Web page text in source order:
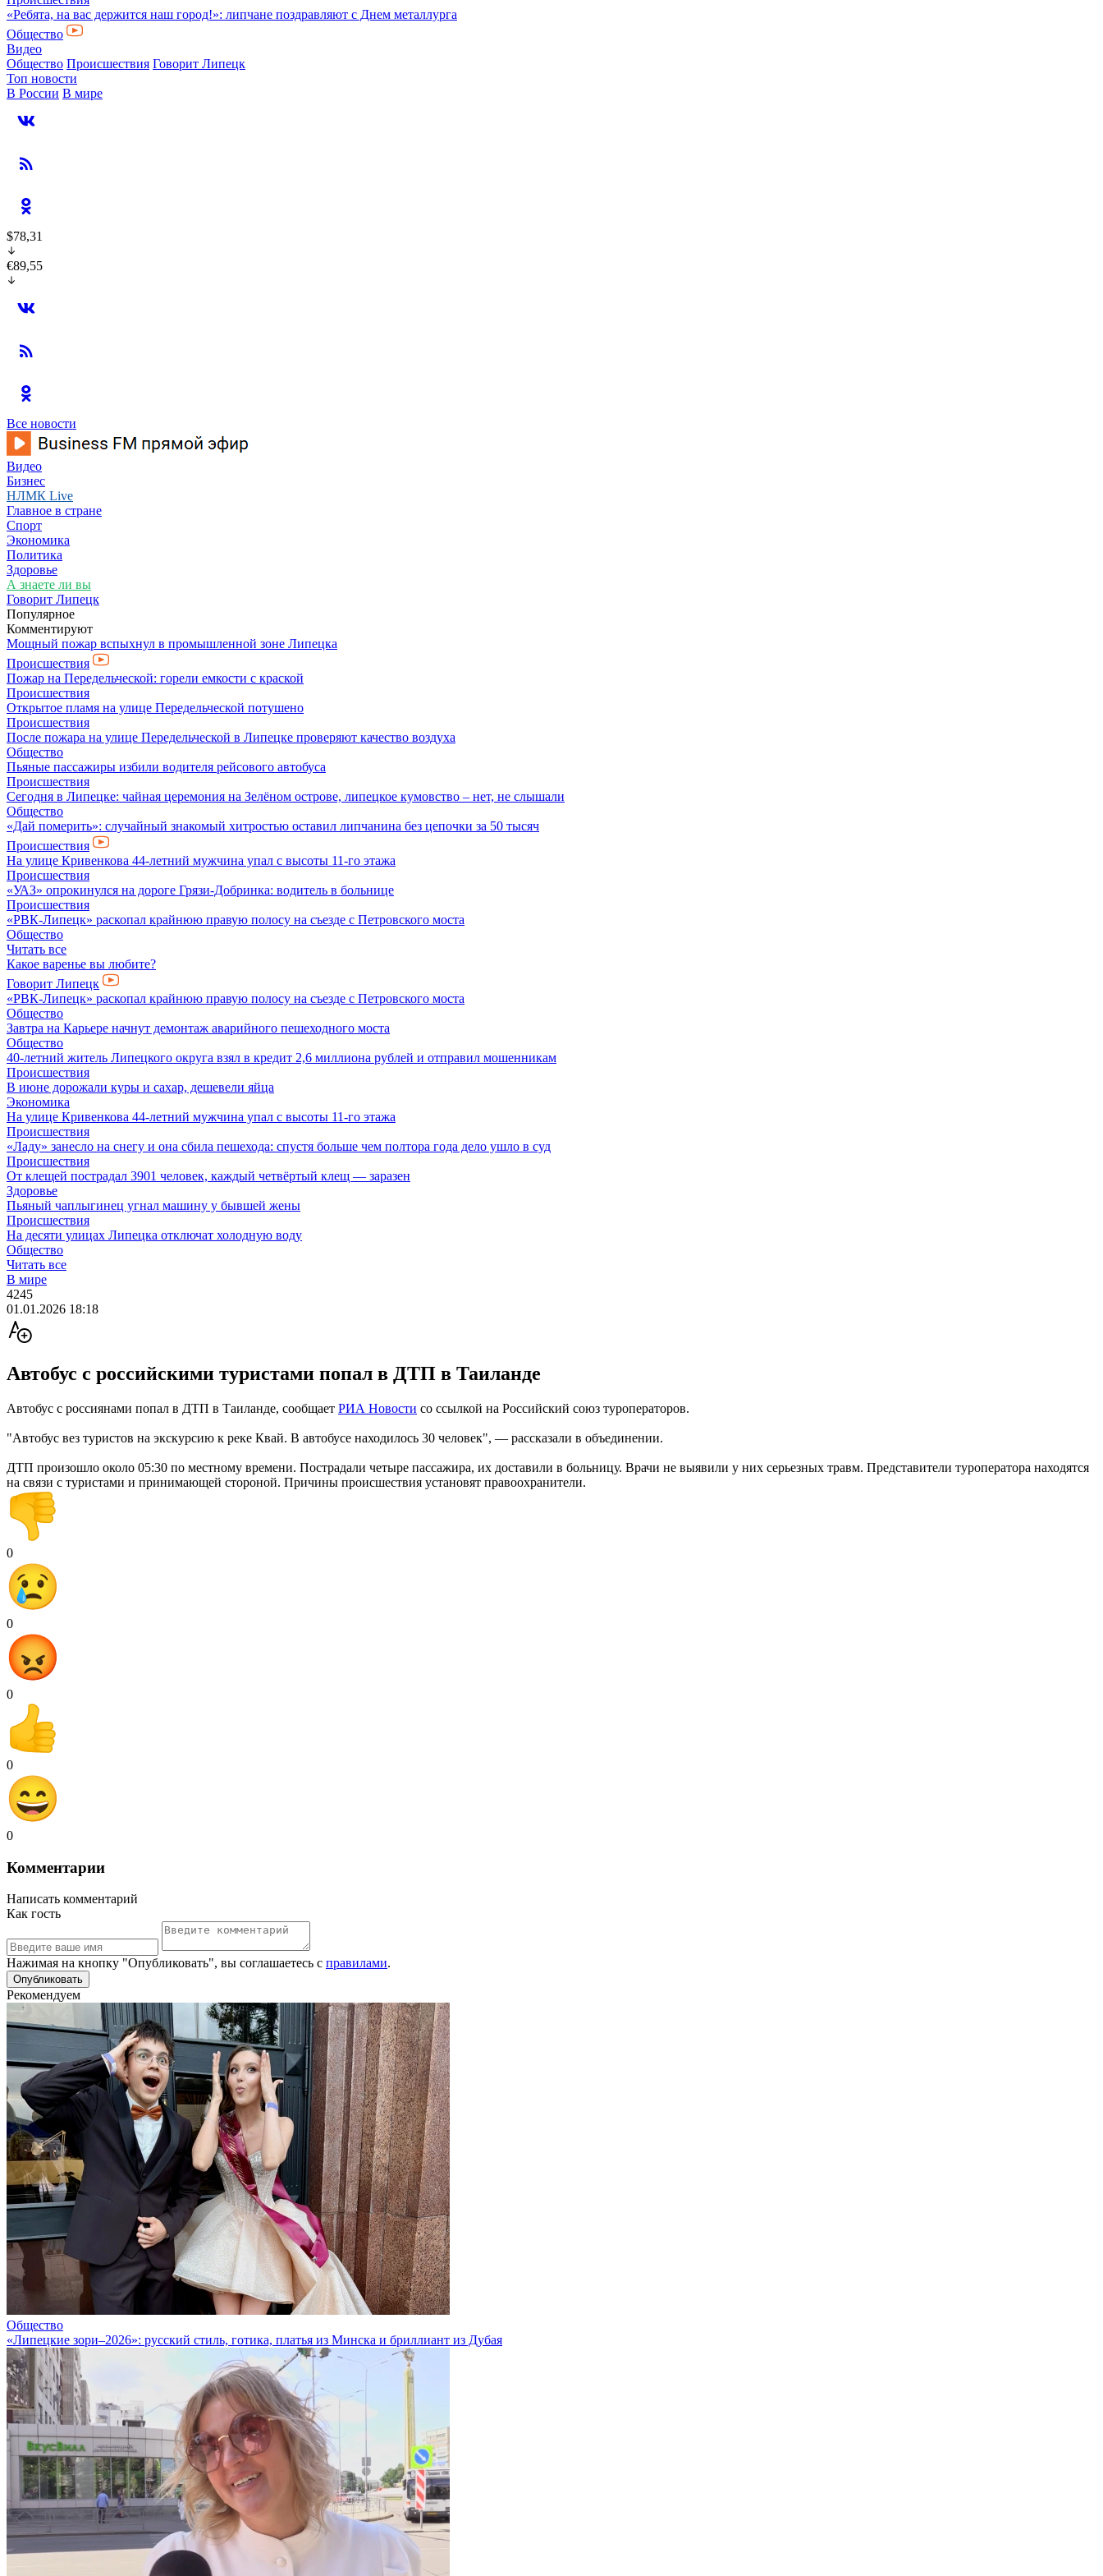
«Ребята, на вас держится наш город!»: липчане поздравляют с Днем металлурга
Общество
Видео
Общество Происшествия Говорит Липецк
Топ новости
В России В мире
$78,31
€89,55
Все новости
Видео
Бизнес
НЛМК Live
Главное в стране
Спорт
Экономика
Политика
Здоровье
А знаете ли вы
Говорит Липецк
Популярное
Комментируют
Мощный пожар вспыхнул в промышленной зоне Липецка
Происшествия
Пожар на Передельческой: горели емкости с краской
Происшествия
Открытое пламя на улице Передельческой потушено
Происшествия
После пожара на улице Передельческой в Липецке проверяют качество воздуха
Общество
Пьяные пассажиры избили водителя рейсового автобуса
Происшествия
Сегодня в Липецке: чайная церемония на Зелёном острове, липецкое кумовство – нет, не слышали
Общество
«Дай померить»: случайный знакомый хитростью оставил липчанина без цепочки за 50 тысяч
Происшествия
На улице Кривенкова 44-летний мужчина упал с высоты 11-го этажа
Происшествия
«УАЗ» опрокинулся на дороге Грязи-Добринка: водитель в больнице
Происшествия
«РВК-Липецк» раскопал крайнюю правую полосу на съезде с Петровского моста
Общество
Читать все
Какое варенье вы любите?
Говорит Липецк
«РВК-Липецк» раскопал крайнюю правую полосу на съезде с Петровского моста
Общество
Завтра на Карьере начнут демонтаж аварийного пешеходного моста
Общество
40-летний житель Липецкого округа взял в кредит 2,6 миллиона рублей и отправил мошенникам
Происшествия
В июне дорожали куры и сахар, дешевели яйца
Экономика
На улице Кривенкова 44-летний мужчина упал с высоты 11-го этажа
Происшествия
«Ладу» занесло на снегу и она сбила пешехода: спустя больше чем полтора года дело ушло в суд
Происшествия
От клещей пострадал 3901 человек, каждый четвёртый клещ — заразен
Здоровье
Пьяный чаплыгинец угнал машину у бывшей жены
Происшествия
На десяти улицах Липецка отключат холодную воду
Общество
Читать все
В мире
4245
01.01.2026 18:18
Автобус с российскими туристами попал в ДТП в Таиланде
Автобус с россиянами попал в ДТП в Таиланде, сообщает РИА Новости со ссылкой на Российский союз туроператоров.
"Автобус вез туристов на экскурсию к реке Квай. В автобусе находилось 30 человек", — рассказали в объединении.
ДТП произошло около 05:30 по местному времени. Пострадали четыре пассажира, их доставили в больницу. Врачи не выявили у них серьезных травм. Представители туроператора находятся
на связи с туристами и принимающей стороной. Причины происшествия установят правоохранители.
0
0
0
0
0
Комментарии
Написать комментарий
Как гость
Нажимая на кнопку "Опубликовать", вы соглашаетесь с правилами.
Рекомендуем
Общество
«Липецкие зори–2026»: русский стиль, готика, платья из Минска и бриллиант из Дубая